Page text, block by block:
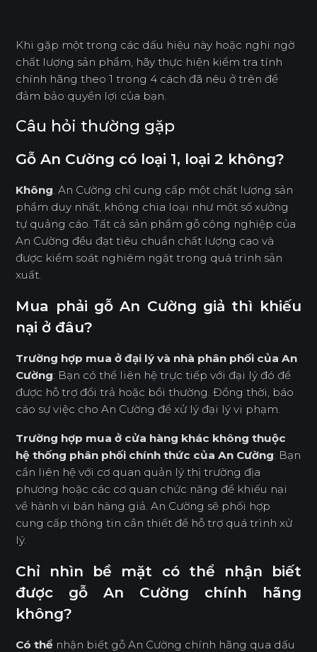
Khi gặp một trong các dấu hiệu này hoặc nghi ngờ
chất lượng sản phẩm, hãy thực hiện kiểm tra tính
chính hãng theo 1 trong 4 cách đã nêu ở trên để
đảm bảo quyền lợi của bạn.
Câu hỏi thường gặp
Gỗ An Cường có loại 1, loại 2 không?
Không. An Cường chỉ cung cấp một chất lượng sản
phẩm duy nhất, không chia loại như một số xưởng
tự quảng cáo. Tất cả sản phẩm gỗ công nghiệp của
An Cường đều đạt tiêu chuẩn chất lượng cao và
được kiểm soát nghiêm ngặt trong quá trình sản
xuất.
Mua phải gỗ An Cường giả thì khiếu
nại ở đâu?
Trường hợp mua ở đại lý và nhà phân phối của An
Cường: Bạn có thể liên hệ trực tiếp với đại lý đó để
được hỗ trợ đổi trả hoặc bồi thường. Đồng thời, báo
cáo sự việc cho An Cường để xử lý đại lý vi phạm.
Trường hợp mua ở cửa hàng khác không thuộc
hệ thống phân phối chính thức của An Cường: Bạn
cần liên hệ với cơ quan quản lý thị trường địa
phương hoặc các cơ quan chức năng để khiếu nại
về hành vi bán hàng giả. An Cường sẽ phối hợp
cung cấp thông tin cần thiết để hỗ trợ quá trình xử
lý.
Chỉ nhìn bề mặt có thể nhận biết
được gỗ An Cường chính hãng
không?
Có thể nhận biết gỗ An Cường chính hãng qua dấu